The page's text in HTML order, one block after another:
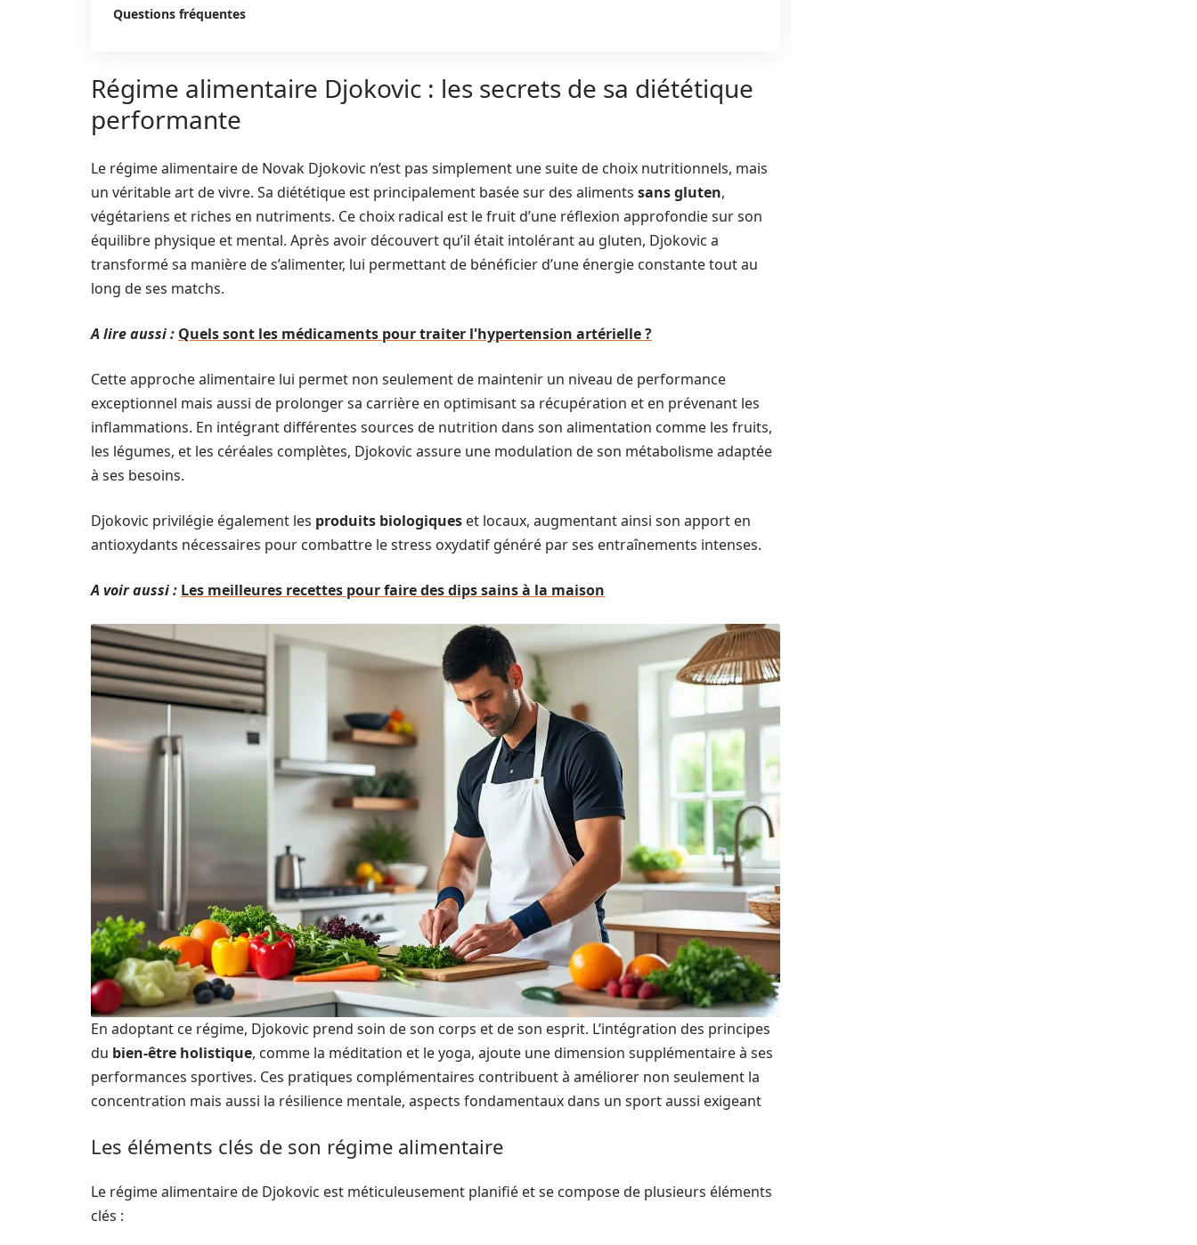
Questions fréquentes
Régime alimentaire Djokovic : les secrets de sa diététique
performante
Le régime alimentaire de Novak Djokovic n’est pas simplement une suite de choix nutritionnels, mais
un véritable art de vivre. Sa diététique est principalement basée sur des aliments sans gluten,
végétariens et riches en nutriments. Ce choix radical est le fruit d’une réflexion approfondie sur son
équilibre physique et mental. Après avoir découvert qu’il était intolérant au gluten, Djokovic a
transformé sa manière de s’alimenter, lui permettant de bénéficier d’une énergie constante tout au
long de ses matchs.
A lire aussi : Quels sont les médicaments pour traiter l'hypertension artérielle ?
Cette approche alimentaire lui permet non seulement de maintenir un niveau de performance
exceptionnel mais aussi de prolonger sa carrière en optimisant sa récupération et en prévenant les
inflammations. En intégrant différentes sources de nutrition dans son alimentation comme les fruits,
les légumes, et les céréales complètes, Djokovic assure une modulation de son métabolisme adaptée
à ses besoins.
Djokovic privilégie également les produits biologiques et locaux, augmentant ainsi son apport en
antioxydants nécessaires pour combattre le stress oxydatif généré par ses entraînements intenses.
A voir aussi : Les meilleures recettes pour faire des dips sains à la maison
En adoptant ce régime, Djokovic prend soin de son corps et de son esprit. L’intégration des principes
du bien-être holistique, comme la méditation et le yoga, ajoute une dimension supplémentaire à ses
performances sportives. Ces pratiques complémentaires contribuent à améliorer non seulement la
concentration mais aussi la résilience mentale, aspects fondamentaux dans un sport aussi exigeant
Les éléments clés de son régime alimentaire
Le régime alimentaire de Djokovic est méticuleusement planifié et se compose de plusieurs éléments
clés :